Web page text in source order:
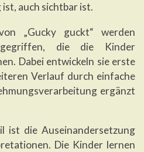
auch sichtbar ist.
„Gucky guckt“ werden
die die Kinder
Dabei entwickeln sie erste
Verlauf durch einfache
ergänzt
ist die Auseinandersetzung
Die Kinder lernen